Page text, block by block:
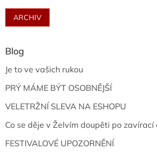
ARCHIV
Blog
Je to ve vašich rukou
PRÝ MÁME BÝT OSOBNĚJŠÍ
VELETRŽNÍ SLEVA NA ESHOPU
Co se děje v Želvím doupěti po zavírací
FESTIVALOVÉ UPOZORNĚNÍ